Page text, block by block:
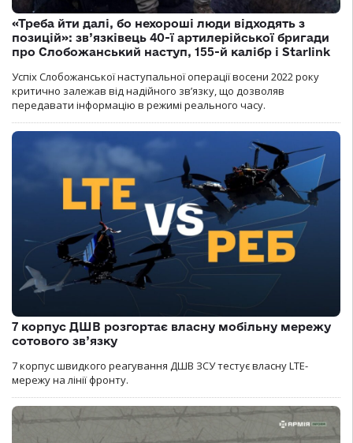
«Треба йти далі, бо нехороші люди відходять з
позицій»: зв’язківець 40-ї артилерійської бригади
про Слобожанський наступ, 155-й калібр і Starlink
Успіх Слобожанської наступальної операції восени 2022 року
критично залежав від надійного зв’язку, що дозволяв
передавати інформацію в режимі реального часу.
7 корпус ДШВ розгортає власну мобільну мережу
сотового зв’язку
7 корпус швидкого реагування ДШВ ЗСУ тестує власну LTE-
мережу на лінії фронту.